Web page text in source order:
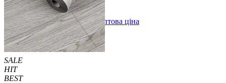
Купити В закладки Оптова ціна
SALE
HIT
BEST